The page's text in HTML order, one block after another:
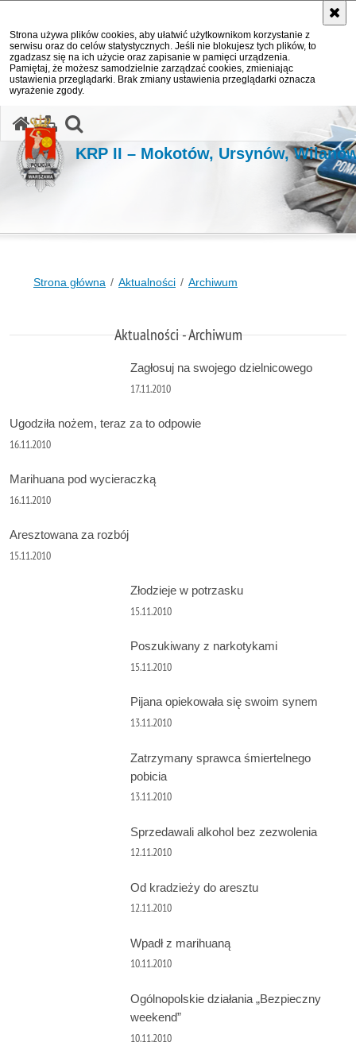
Strona używa plików cookies, aby ułatwić użytkownikom korzystanie z
serwisu oraz do celów statystycznych. Jeśli nie blokujesz tych plików, to
zgadzasz się na ich użycie oraz zapisanie w pamięci urządzenia.
Pamiętaj, że możesz samodzielnie zarządzać cookies, zmieniając
ustawienia przeglądarki. Brak zmiany ustawienia przeglądarki oznacza
wyrażenie zgody.
KRP II – Mokotów, Ursynów,
Strona główna Aktualności Archiwum
Aktualności - Archiwum
Zagłosuj na swojego dzielnicowego
17.11.2010
Ugodziła nożem, teraz za to odpowie
16.11.2010
Marihuana pod wycieraczką
16.11.2010
Aresztowana za rozbój
15.11.2010
Złodzieje w potrzasku
15.11.2010
Poszukiwany z narkotykami
15.11.2010
Pijana opiekowała się swoim synem
13.11.2010
Zatrzymany sprawca śmiertelnego
pobicia
13.11.2010
Sprzedawali alkohol bez zezwolenia
12.11.2010
Od kradzieży do aresztu
12.11.2010
Wpadł z marihuaną
10.11.2010
Ogólnopolskie działania „Bezpieczny
weekend”
10.11.2010